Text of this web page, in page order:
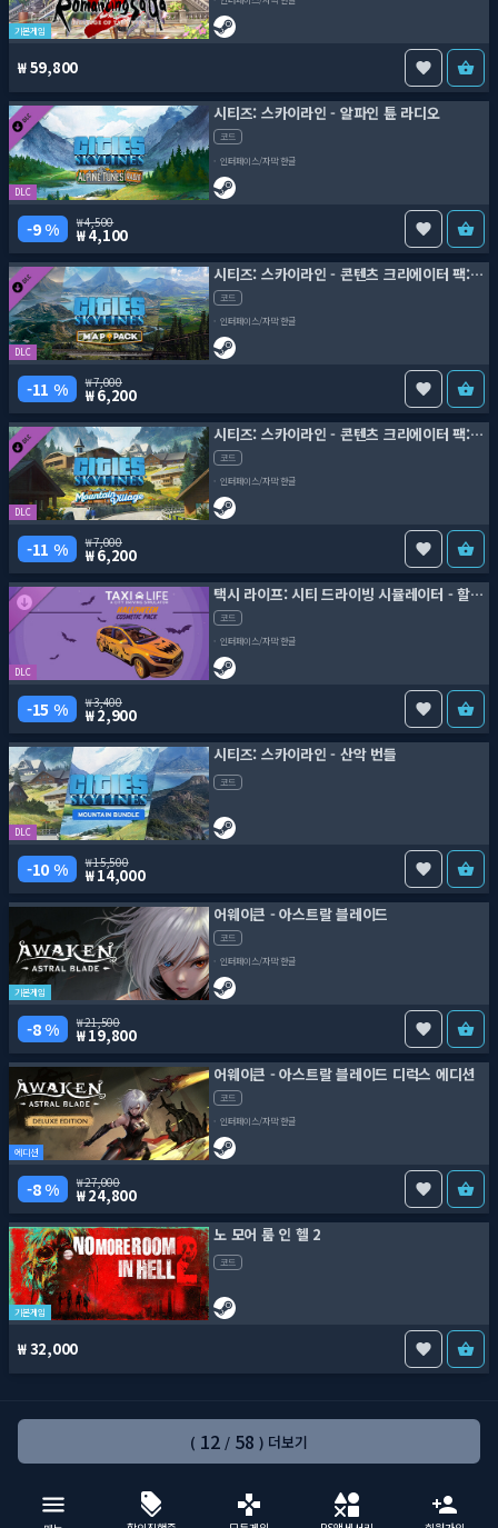
기본게임
59,800
DLC
시티즈: 스카이라인 - 알파인 튠 라디오
코드
인터페이스/자막 한글
9 % 4,500
4,100
DLC
시티즈: 스카이라인 - 콘텐츠 크리에이터 팩: 맵 팩 3
코드
인터페이스/자막 한글
11 % 7,000
6,200
DLC
시티즈: 스카이라인 - 콘텐츠 크리에이터 팩: 산악 마을
코드
인터페이스/자막 한글
11 % 7,000
6,200
DLC
택시 라이프: 시티 드라이빙 시뮬레이터 - 할로윈 코스메틱 팩
코드
인터페이스/자막 한글
15 % 3,400
2,900
DLC
시티즈: 스카이라인 - 산악 번들
코드
10 % 15,500
14,000
기본게임
어웨이큰 - 아스트랄 블레이드
코드
인터페이스/자막 한글
8 % 21,500
19,800
에디션
어웨이큰 - 아스트랄 블레이드 디럭스 에디션
코드
인터페이스/자막 한글
8 % 27,000
24,800
기본게임
노 모어 룸 인 헬 2
코드
32,000
( 12 / 58 ) 더보기